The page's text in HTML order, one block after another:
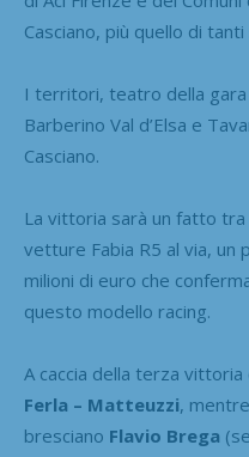
Casciano, più quello di
I territori, teatro della
Barberino Val d’Elsa e
Casciano.
La vittoria sarà un fatto tra
vetture Fabia R5 al via, un
milioni di euro che
questo modello racing.
A caccia della terza vittoria
Ferla – Matteuzzi,
bresciano Flavio Brega